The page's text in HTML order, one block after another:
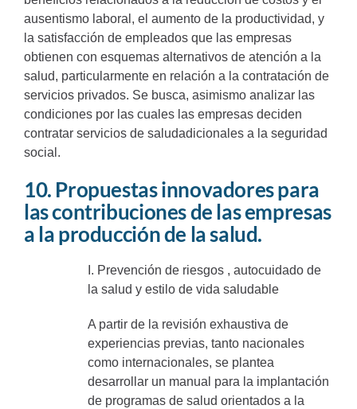
ausentismo laboral, el aumento de la productividad, y
la satisfacción de empleados que las empresas
obtienen con esquemas alternativos de atención a la
salud, particularmente en relación a la contratación de
servicios privados. Se busca, asimismo analizar las
condiciones por las cuales las empresas deciden
contratar servicios de saludadicionales a la seguridad
social.
10. Propuestas innovadores para
las contribuciones de las empresas
a la producción de la salud.
I. Prevención de riesgos , autocuidado de
la salud y estilo de vida saludable
A partir de la revisión exhaustiva de
experiencias previas, tanto nacionales
como internacionales, se plantea
desarrollar un manual para la implantación
de programas de salud orientados a la